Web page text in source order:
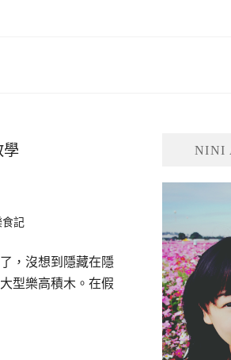
學
，沒想到隱藏在隱
型樂高積木。在假
NINI